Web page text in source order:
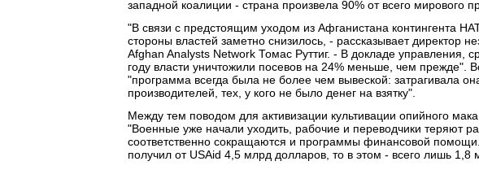
западной коалиции - страна произвела 90% от всего мирового
"В связи с предстоящим уходом из Афганистана контингента
стороны властей заметно снизилось, - рассказывает директор
Afghan Analysts Network Томас Руттиг. - В докладе управления,
году власти уничтожили посевов на 24% меньше, чем прежде".
"программа всегда была не более чем вывеской: затрагивала
производителей, тех, у кого не было денег на взятку".
Между тем поводом для активизации культивации опийного
"Военные уже начали уходить, рабочие и переводчики теряют
соответственно сокращаются и программы финансовой
получил от USAid 4,5 млрд долларов, то в этом - всего лишь 1,8